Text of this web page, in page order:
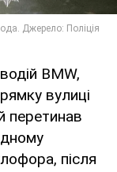
BMW,
вулиці
перетинав
після